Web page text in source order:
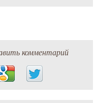
комментарий